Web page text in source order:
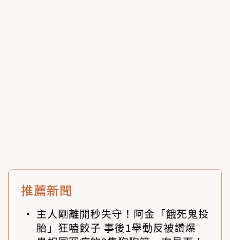
推薦新聞
主人剛離開秒失守！阿金「餓死鬼投
胎」狂嗑餃子 事後1舉動反被讚爆